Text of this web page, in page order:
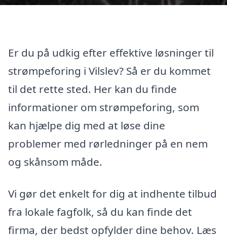
Er du på udkig efter effektive løsninger til
strømpeforing i Vilslev? Så er du kommet
til det rette sted. Her kan du finde
informationer om strømpeforing, som
kan hjælpe dig med at løse dine
problemer med rørledninger på en nem
og skånsom måde.
Vi gør det enkelt for dig at indhente tilbud
fra lokale fagfolk, så du kan finde det
firma, der bedst opfylder dine behov. Læs